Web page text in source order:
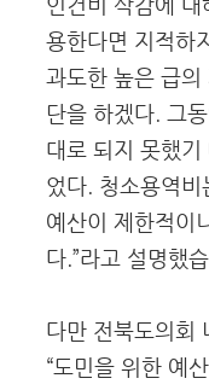
인건비 삭감에 대
용한다면 지적하
과도한 높은 급
단을 하겠다. 그
대로 되지 못했
었다. 청소용역비
예산이 제한적이
다.”라고 설명했
다만 전북도의회
“도민을 위한 예